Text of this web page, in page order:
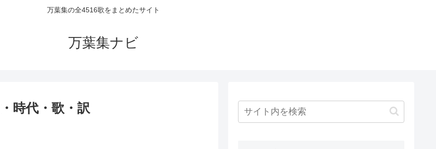
万葉集の全4516歌をまとめたサイト
万葉集ナビ
時代・歌・訳